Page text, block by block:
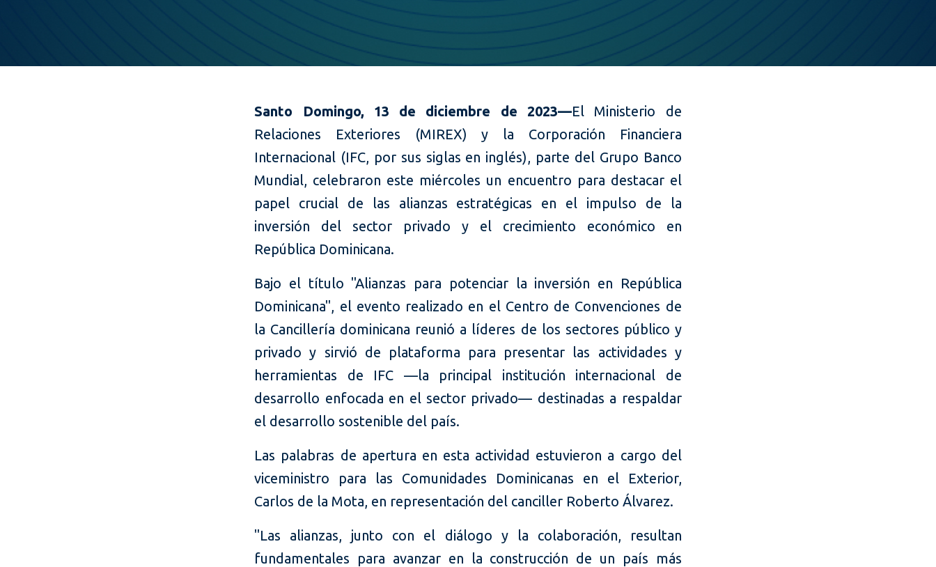
Santo Domingo, 13 de diciembre de 2023—El Ministerio de
Relaciones Exteriores (MIREX) y la Corporación Financiera
Internacional (IFC, por sus siglas en inglés), parte del Grupo Banco
Mundial, celebraron este miércoles un encuentro para destacar el
papel crucial de las alianzas estratégicas en el impulso de la
inversión del sector privado y el crecimiento económico en
República Dominicana.
Bajo el título "Alianzas para potenciar la inversión en República
Dominicana", el evento realizado en el Centro de Convenciones de
la Cancillería dominicana reunió a líderes de los sectores público y
privado y sirvió de plataforma para presentar las actividades y
herramientas de IFC —la principal institución internacional de
desarrollo enfocada en el sector privado— destinadas a respaldar
el desarrollo sostenible del país.
Las palabras de apertura en esta actividad estuvieron a cargo del
viceministro para las Comunidades Dominicanas en el Exterior,
Carlos de la Mota, en representación del canciller Roberto Álvarez.
"Las alianzas, junto con el diálogo y la colaboración, resultan
fundamentales para avanzar en la construcción de un país más